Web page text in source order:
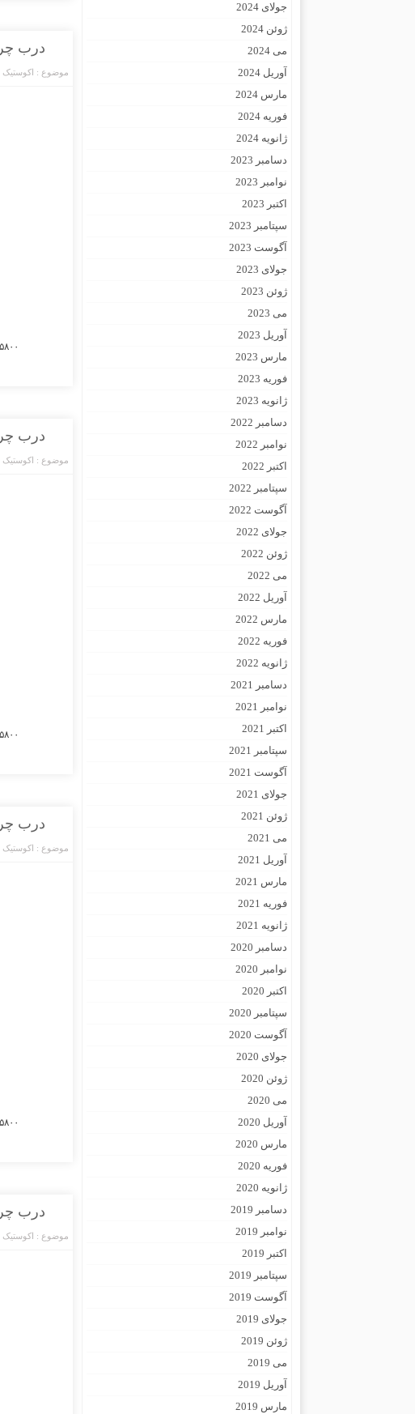
درب
موضوع :
درب
موضوع :
درب
موضوع :
درب
موضوع :
جولای 2024
ژوئن 2024
می 2024
آوریل 2024
مارس 2024
فوریه 2024
ژانویه 2024
دسامبر 2023
نوامبر 2023
اکتبر 2023
سپتامبر 2023
آگوست 2023
جولای 2023
ژوئن 2023
می 2023
آوریل 2023
مارس 2023
فوریه 2023
ژانویه 2023
دسامبر 2022
نوامبر 2022
اکتبر 2022
سپتامبر 2022
آگوست 2022
جولای 2022
ژوئن 2022
می 2022
آوریل 2022
مارس 2022
فوریه 2022
ژانویه 2022
دسامبر 2021
نوامبر 2021
اکتبر 2021
سپتامبر 2021
آگوست 2021
جولای 2021
ژوئن 2021
می 2021
آوریل 2021
مارس 2021
فوریه 2021
ژانویه 2021
دسامبر 2020
نوامبر 2020
اکتبر 2020
سپتامبر 2020
آگوست 2020
جولای 2020
ژوئن 2020
می 2020
آوریل 2020
مارس 2020
فوریه 2020
ژانویه 2020
دسامبر 2019
نوامبر 2019
اکتبر 2019
سپتامبر 2019
آگوست 2019
جولای 2019
ژوئن 2019
می 2019
آوریل 2019
مارس 2019